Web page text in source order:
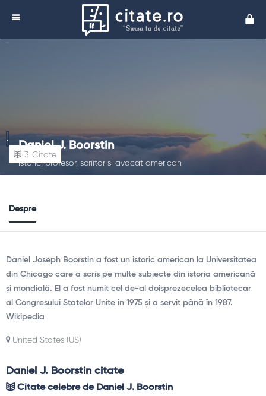
Daniel J. Boorstin
Istoric, profesor, scriitor si avocat american
3 Citate
Despre
Daniel Joseph Boorstin a fost un istoric american la Universitatea
din Chicago care a scris pe multe subiecte din istoria americană
și mondială. El a fost numit cel de-al doisprezecelea bibliotecar
al Congresului Statelor Unite în 1975 și a servit până în 1987.
Wikipedia
United States (US)
Daniel J. Boorstin citate
Citate celebre de Daniel J. Boorstin